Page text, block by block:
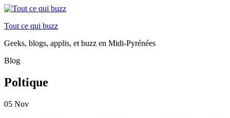
Tout ce qui buzz
Geeks, blogs, applis, et buzz en Midi-Pyrénées
Blog
Poltique
05 Nov